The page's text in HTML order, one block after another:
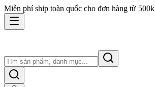
Miễn phí ship toàn quốc cho đơn hàng từ 500k